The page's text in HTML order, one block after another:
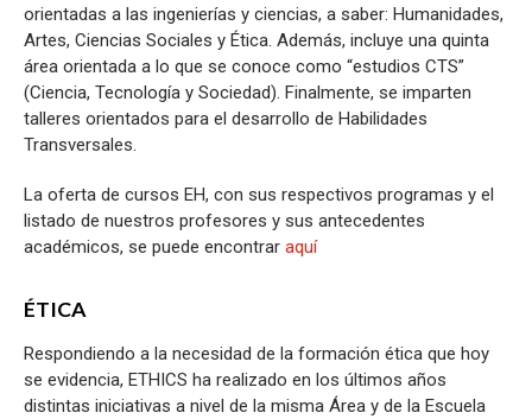
orientadas a las ingenierías y ciencias, a saber: Humanidades,
Artes, Ciencias Sociales y Ética. Además, incluye una quinta
área orientada a lo que se conoce como “estudios CTS”
(Ciencia, Tecnología y Sociedad). Finalmente, se imparten
talleres orientados para el desarrollo de Habilidades
Transversales.
La oferta de cursos EH, con sus respectivos programas y el
listado de nuestros profesores y sus antecedentes
académicos, se puede encontrar aquí
ÉTICA
Respondiendo a la necesidad de la formación ética que hoy
se evidencia, ETHICS ha realizado en los últimos años
distintas iniciativas a nivel de la misma Área y de la Escuela